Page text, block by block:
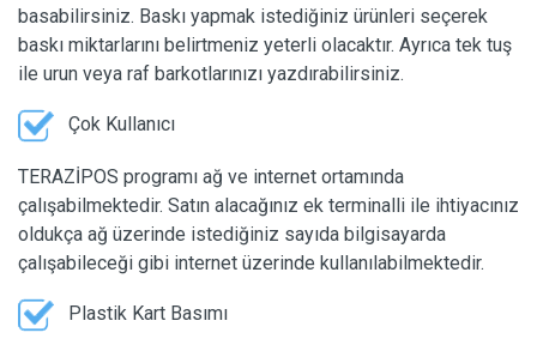
basabilirsiniz. Baskı yapmak istediğiniz ürünleri seçerek
baskı miktarlarını belirtmeniz yeterli olacaktır. Ayrıca tek tuş
ile urun veya raf barkotlarınızı yazdırabilirsiniz.
Çok Kullanıcı
TERAZİPOS programı ağ ve internet ortamında
çalışabilmektedir. Satın alacağınız ek terminalli ile ihtiyacınız
oldukça ağ üzerinde istediğiniz sayıda bilgisayarda
çalışabileceği gibi internet üzerinde kullanılabilmektedir.
Plastik Kart Basımı